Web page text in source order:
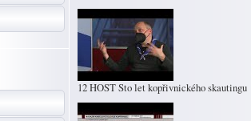
12 HOST Sto let kopřivnického skautingu